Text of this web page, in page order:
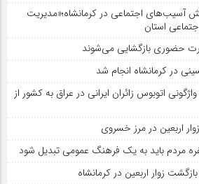
آسیب‌های اجتماعی در کرمانشاه؛«مدیریت
استان
حضوری بازگشایی می‌شوند
در کرمانشاه انجام شد
واژگونی اتوبوس زائران ایرانی در عراق به کشور از
اربعین در مرز خسروی
مردم باید به یک فرهنگ عمومی تبدیل شود
زوار اربعین در کرمانشاه